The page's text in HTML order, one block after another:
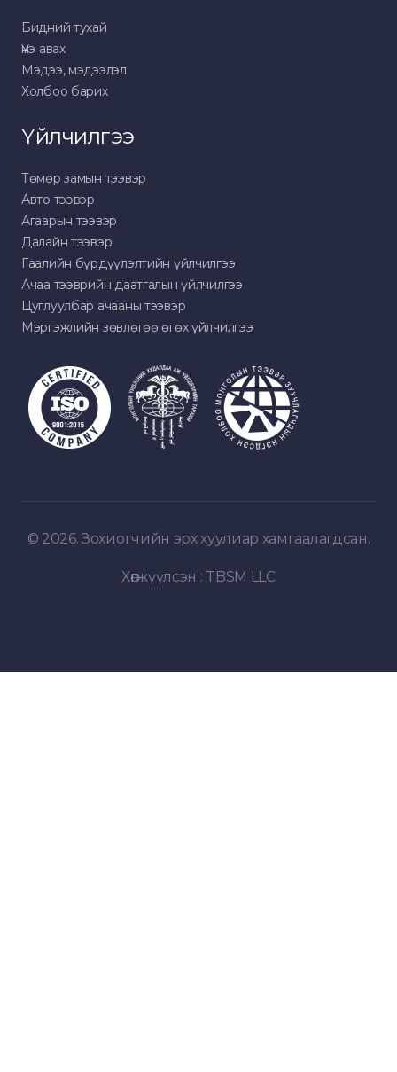
Бидний тухай
Үнэ авах
Мэдээ, мэдээлэл
Холбоо барих
Үйлчилгээ
Төмөр замын тээвэр
Авто тээвэр
Агаарын тээвэр
Далайн тээвэр
Гаалийн бүрдүүлэлтийн үйлчилгээ
Ачаа тээврийн даатгалын үйлчилгээ
Цуглуулбар ачааны тээвэр
Мэргэжлийн зөвлөгөө өгөх үйлчилгээ
© 2026. Зохиогчийн эрх хуулиар хамгаалагдсан.
Хөгжүүлсэн : TBSM LLC